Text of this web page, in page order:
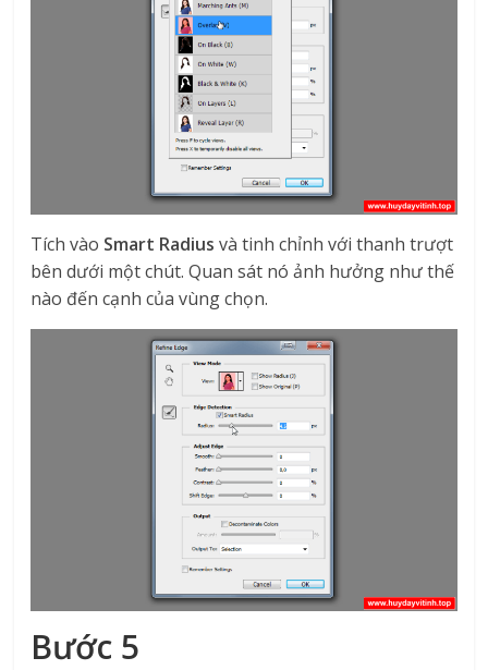
Tích vào Smart Radius và tinh chỉnh với thanh trượt
bên dưới một chút. Quan sát nó ảnh hưởng như thế
nào đến cạnh của vùng chọn.
Bước 5